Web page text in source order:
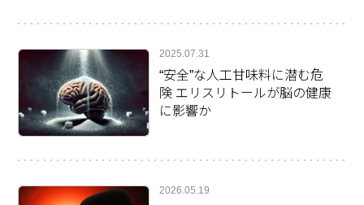
2025.07.31
“安全”な人工甘味料に潜む危
険 エリスリトールが脳の健康
に影響か
2026.05.19